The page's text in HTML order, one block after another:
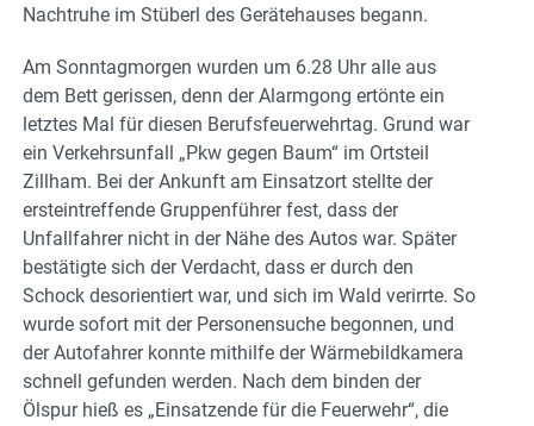
Nachtruhe im Stüberl des Gerätehauses begann.
Am Sonntagmorgen wurden um 6.28 Uhr alle aus
dem Bett gerissen, denn der Alarmgong ertönte ein
letztes Mal für diesen Berufsfeuerwehrtag. Grund war
ein Verkehrsunfall „Pkw gegen Baum“ im Ortsteil
Zillham. Bei der Ankunft am Einsatzort stellte der
ersteintreffende Gruppenführer fest, dass der
Unfallfahrer nicht in der Nähe des Autos war. Später
bestätigte sich der Verdacht, dass er durch den
Schock desorientiert war, und sich im Wald verirrte. So
wurde sofort mit der Personensuche begonnen, und
der Autofahrer konnte mithilfe der Wärmebildkamera
schnell gefunden werden. Nach dem binden der
Ölspur hieß es „Einsatzende für die Feuerwehr“, die